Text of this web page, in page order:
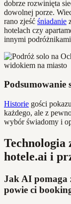
dobrze rozwinięta
dowolnej porze.
rano zjeść śniadanie
hotelach czy
innymi
Podsumowanie
Historie gości
każdego, ale z
wybór świadomy i
Technologia
hotele.ai i
Jak AI pomaga
powie ci